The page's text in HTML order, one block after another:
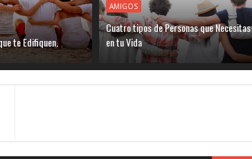
te Edifiquen.
AMIGOS
Cuatro tipos de Personas que Necesitas
en tu Vida